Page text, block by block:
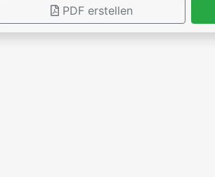
PDF erstellen